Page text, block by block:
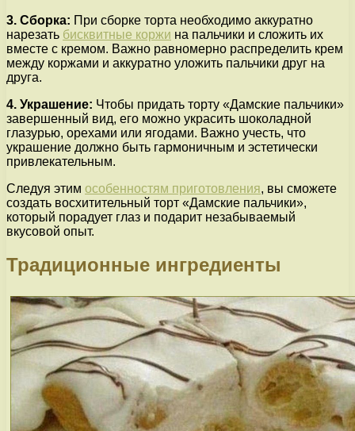
3. Сборка: При сборке торта необходимо аккуратно
нарезать бисквитные коржи на пальчики и сложить их
вместе с кремом. Важно равномерно распределить крем
между коржами и аккуратно уложить пальчики друг на
друга.
4. Украшение: Чтобы придать торту «Дамские пальчики»
завершенный вид, его можно украсить шоколадной
глазурью, орехами или ягодами. Важно учесть, что
украшение должно быть гармоничным и эстетически
привлекательным.
Следуя этим особенностям приготовления, вы сможете
создать восхитительный торт «Дамские пальчики»,
который порадует глаз и подарит незабываемый
вкусовой опыт.
Традиционные ингредиенты